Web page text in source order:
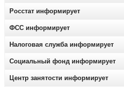
Росстат информирует
ФСС информирует
Налоговая служба информирует
Социальный фонд информирует
Центр занятости информирует